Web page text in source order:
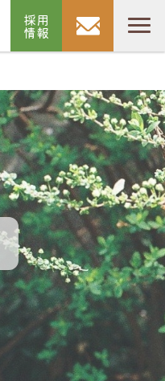
採用
情報